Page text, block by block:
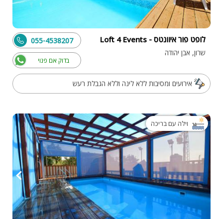
לופט פור איוונטס - Loft 4 Events
שרון, אבן יהודה
בדוק אם פנוי
055-4538207
אירועים ומסיבות ללא לינה וללא הגבלת רעש
וילה עם בריכה